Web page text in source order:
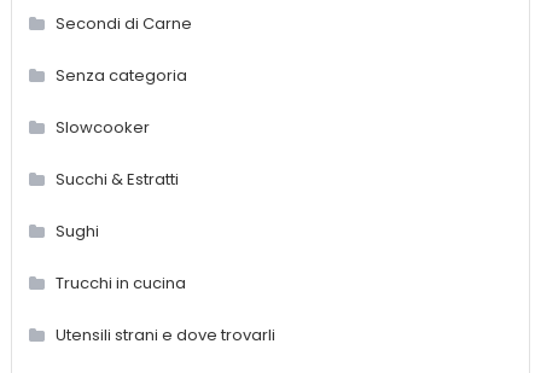
Secondi di Carne
Senza categoria
Slowcooker
Succhi & Estratti
Sughi
Trucchi in cucina
Utensili strani e dove trovarli